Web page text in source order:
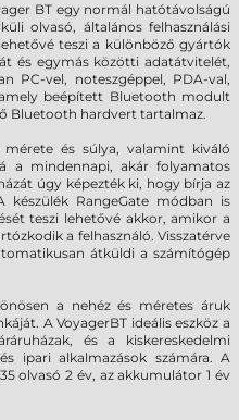
BT egy normál hatótávolságú
olvasó, általános felhasználási
teszi a különböző gyártók
és egymás közötti adatátvitelét,
PC-vel, noteszgéppel, PDA-val,
beépített Bluetooth modult
Bluetooth hardvert tartalmaz.
és súlya, valamint kiváló
a mindennapi, akár folyamatos
úgy képezték ki, hogy bírja az
RangeGate módban is
teszi lehetővé akkor, amikor a
a felhasználó. Visszatérve
átküldi a számítógép
a nehéz és méretes áruk
A VoyagerBT ideális eszköz a
és a kiskereskedelmi
ipari alkalmazások számára. A
olvasó 2 év, az akkumulátor 1 év